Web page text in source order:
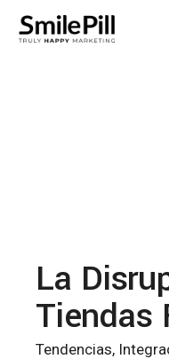
La
Tiendas
Tendencias,